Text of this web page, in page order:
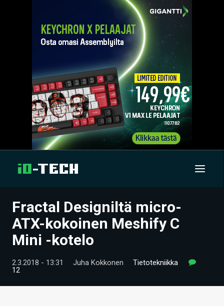
UUTISET
ARTIKKELIT
VIDEOT
Fractal Designiltä micro-
ATX-kokoinen Meshify C
Mini -kotelo
2.3.2018 - 13:31 Juha Kokkonen
Tietotekniikka
12